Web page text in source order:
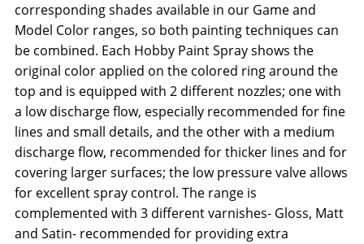
corresponding shades available in our Game and
Model Color ranges, so both painting techniques can
be combined. Each Hobby Paint Spray shows the
original color applied on the colored ring around the
top and is equipped with 2 different nozzles; one with
a low discharge flow, especially recommended for fine
lines and small details, and the other with a medium
discharge flow, recommended for thicker lines and for
covering larger surfaces; the low pressure valve allows
for excellent spray control. The range is
complemented with 3 different varnishes- Gloss, Matt
and Satin- recommended for providing extra